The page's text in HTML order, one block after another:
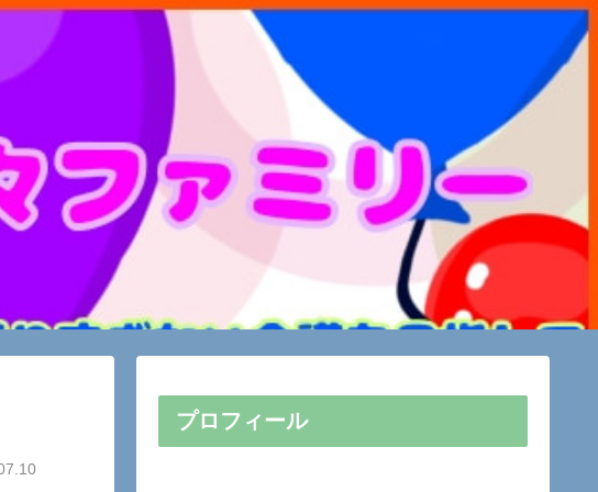
プロフィール